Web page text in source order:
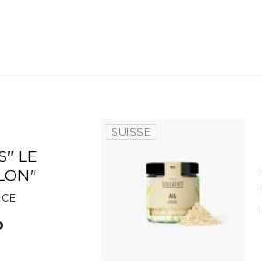
LE
SUISSE